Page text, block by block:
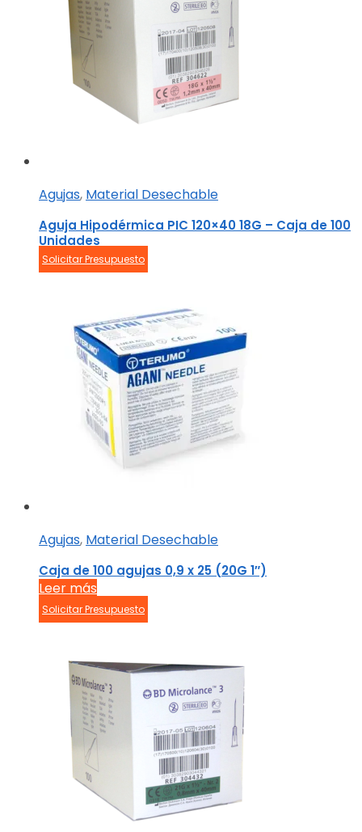
Agujas, Material Desechable
Aguja Hipodérmica PIC 120×40 18G – Caja de 100
Unidades
Solicitar Presupuesto
Agujas, Material Desechable
Caja de 100 agujas 0,9 x 25 (20G 1″)
Leer más
Solicitar Presupuesto